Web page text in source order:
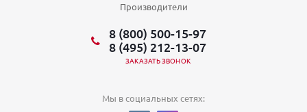
Производители
8 (800) 500-15-97
8 (495) 212-13-07
ЗАКАЗАТЬ ЗВОНОК
Мы в социальных сетях: